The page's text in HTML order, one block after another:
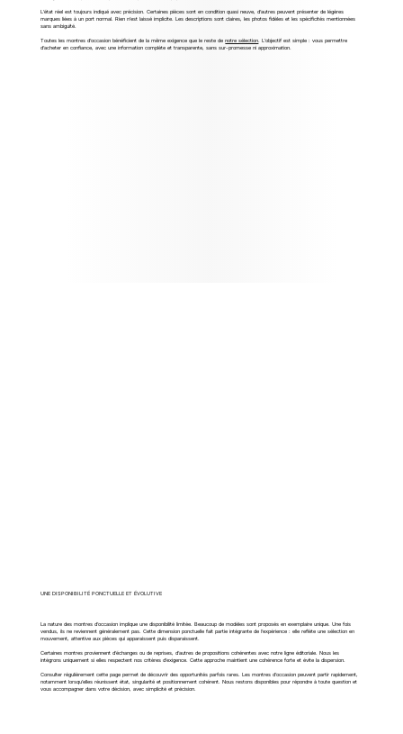
L’état réel est toujours indiqué avec précision. Certaines pièces sont en condition quasi neuve, d’autres peuvent présenter de légères
marques liées à un port normal. Rien n’est laissé implicite. Les descriptions sont claires, les photos fidèles et les spécificités mentionnées
sans ambiguïté.
Toutes les montres d’occasion bénéficient de la même exigence que le reste denotre sélection . L’objectif est simple : vous permettre
d’acheter en confiance, avec une information complète et transparente, sans sur-promesse ni approximation.
UNE DISPONIBILITÉ PONCTUELLE ET ÉVOLUTIVE
La nature des montres d’occasion implique une disponibilité limitée. Beaucoup de modèles sont proposés en exemplaire unique. Une fois
vendus, ils ne reviennent généralement pas. Cette dimension ponctuelle fait partie intégrante de l’expérience : elle reflète une sélection en
mouvement, attentive aux pièces qui apparaissent puis disparaissent.
Certaines montres proviennent d’échanges ou de reprises, d’autres de propositions cohérentes avec notre ligne éditoriale. Nous les
intégrons uniquement si elles respectent nos critères d’exigence. Cette approche maintient une cohérence forte et évite la dispersion.
Consulter régulièrement cette page permet de découvrir des opportunités parfois rares. Les montres d’occasion peuvent partir rapidement,
notamment lorsqu’elles réunissent état, singularité et positionnement cohérent. Nous restons disponibles pour répondre à toute question et
vous accompagner dans votre décision, avec simplicité et précision.